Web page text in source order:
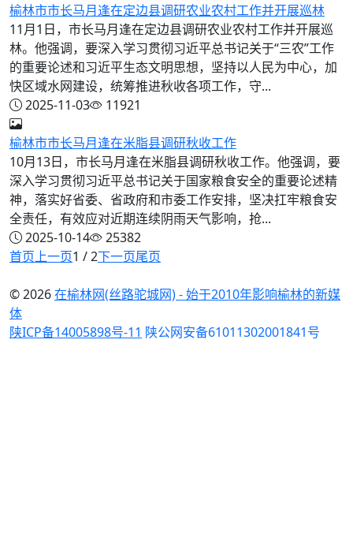
榆林市市长马月逢在定边县调研农业农村工作并开展巡林
11月1日，市长马月逢在定边县调研农业农村工作并开展巡
林。他强调，要深入学习贯彻习近平总书记关于“三农”工作
的重要论述和习近平生态文明思想，坚持以人民为中心，加
快区域水网建设，统筹推进秋收各项工作，守...
2025-11-03
11921
榆林市市长马月逢在米脂县调研秋收工作
10月13日，市长马月逢在米脂县调研秋收工作。他强调，要
深入学习贯彻习近平总书记关于国家粮食安全的重要论述精
神，落实好省委、省政府和市委工作安排，坚决扛牢粮食安
全责任，有效应对近期连续阴雨天气影响，抢...
2025-10-14
25382
首页上一页1 / 2下一页尾页
© 2026在榆林网(丝路驼城网) - 始于2010年影响榆林的新媒
体
陕ICP备14005898号-11 陕公网安备61011302001841号